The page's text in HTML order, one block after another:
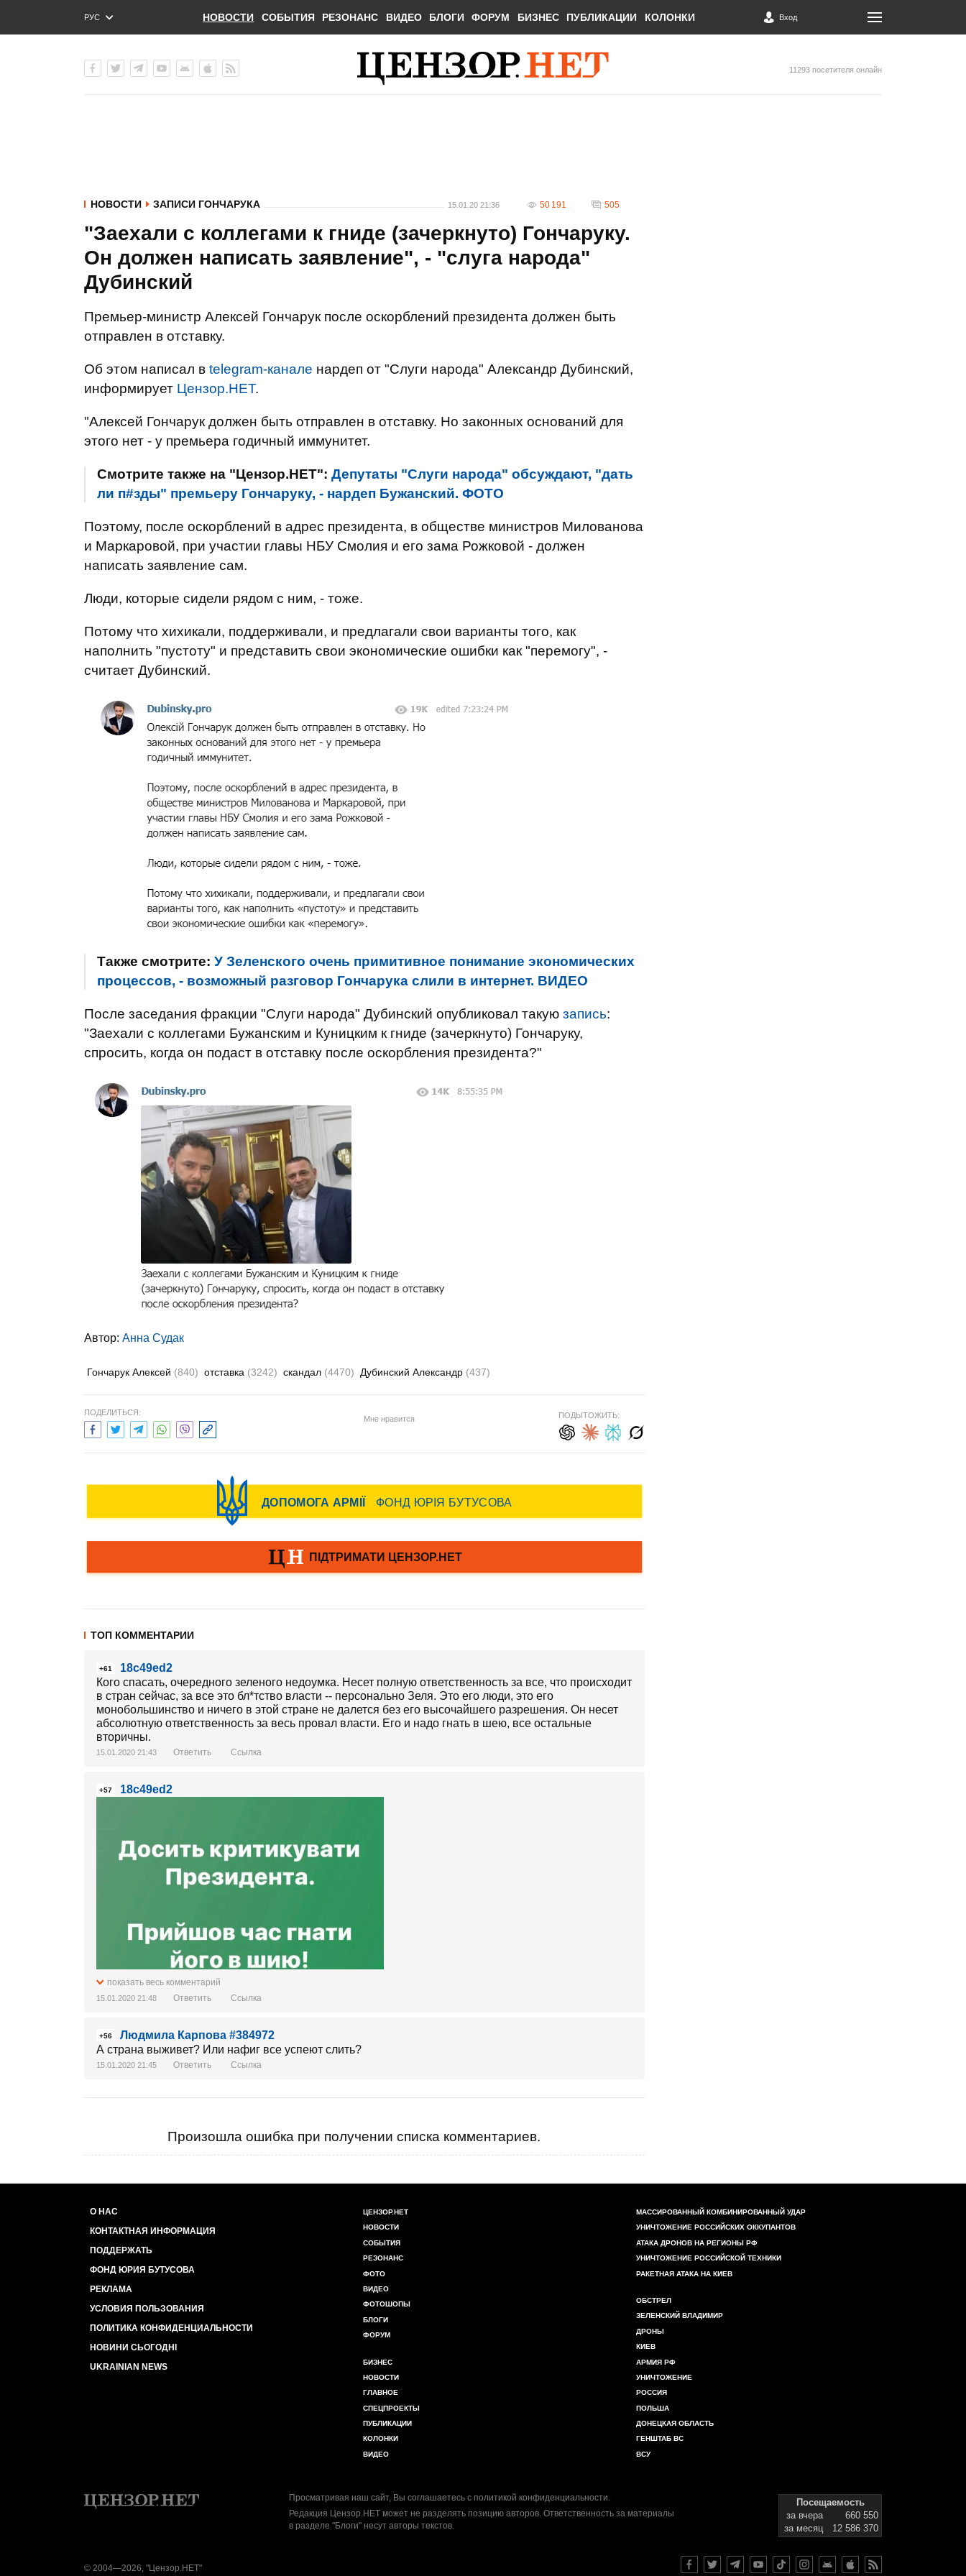
РУС
ENG
НОВОСТИ СОБЫТИЯ РЕЗОНАНС ВИДЕО БЛОГИ ФОРУМ БИЗНЕС ПУБЛИКАЦИИ КОЛОНКИ Вход
11293 посетителя онлайн
НОВОСТИ ЗАПИСИ ГОНЧАРУКА 15.01.20 21:36 50 191 505
"Заехали с коллегами к гниде (зачеркнуто) Гончаруку.
Он должен написать заявление", - "слуга народа"
Дубинский
Премьер-министр Алексей Гончарук после оскорблений президента должен быть
отправлен в отставку.
Об этом написал в telegram-канале нардеп от "Слуги народа" Александр Дубинский,
информирует Цензор.НЕТ.
"Алексей Гончарук должен быть отправлен в отставку. Но законных оснований для
этого нет - у премьера годичный иммунитет.
Смотрите также на "Цензор.НЕТ": Депутаты "Слуги народа" обсуждают, "дать
ли п#зды" премьеру Гончаруку, - нардеп Бужанский. ФОТО
Поэтому, после оскорблений в адрес президента, в обществе министров Милованова
и Маркаровой, при участии главы НБУ Смолия и его зама Рожковой - должен
написать заявление сам.
Люди, которые сидели рядом с ним, - тоже.
Потому что хихикали, поддерживали, и предлагали свои варианты того, как
наполнить "пустоту" и представить свои экономические ошибки как "перемогу", -
считает Дубинский.
Также смотрите: У Зеленского очень примитивное понимание экономических
процессов, - возможный разговор Гончарука слили в интернет. ВИДЕО
После заседания фракции "Слуги народа" Дубинский опубликовал такую запись:
"Заехали с коллегами Бужанским и Куницким к гниде (зачеркнуто) Гончаруку,
спросить, когда он подаст в отставку после оскорбления президента?"
Автор: Анна Судак
Гончарук Алексей (840) отставка (3242) скандал (4470) Дубинский Александр (437)
ПОДЕЛИТЬСЯ:
Мне нравится ПОДЫТОЖИТЬ:
ТОП КОММЕНТАРИИ
+61
18c49ed2
Кого спасать, очередного зеленого недоумка. Несет полную ответственность за все, что происходит
в стран сейчас, за все это бл*тство власти -- персонально Зеля. Это его люди, это его
монобольшинство и ничего в этой стране не далется без его высочайшего разрешения. Он несет
абсолютную ответственность за весь провал власти. Его и надо гнать в шею, все остальные
вторичны.
15.01.2020 21:43 Ответить Ссылка
+57 18c49ed2
показать весь комментарий
15.01.2020 21:48 Ответить Ссылка
+56
Людмила Карпова #384972
А страна выживет? Или нафиг все успеют слить?
15.01.2020 21:45 Ответить Ссылка
Произошла ошибка при получении списка комментариев.
О НАС
КОНТАКТНАЯ ИНФОРМАЦИЯ
ПОДДЕРЖАТЬ
ФОНД ЮРИЯ БУТУСОВА
РЕКЛАМА
УСЛОВИЯ ПОЛЬЗОВАНИЯ
ПОЛИТИКА КОНФИДЕНЦИАЛЬНОСТИ
НОВИНИ СЬОГОДНІ
UKRAINIAN NEWS
ЦЕНЗОР.НЕТ
НОВОСТИ
СОБЫТИЯ
РЕЗОНАНС
ФОТО
ВИДЕО
ФОТОШОПЫ
БЛОГИ
ФОРУМ
БИЗНЕС
НОВОСТИ
ГЛАВНОЕ
СПЕЦПРОЕКТЫ
ПУБЛИКАЦИИ
КОЛОНКИ
ВИДЕО
МАССИРОВАННЫЙ КОМБИНИРОВАННЫЙ УДАР
УНИЧТОЖЕНИЕ РОССИЙСКИХ ОККУПАНТОВ
АТАКА ДРОНОВ НА РЕГИОНЫ РФ
УНИЧТОЖЕНИЕ РОССИЙСКОЙ ТЕХНИКИ
РАКЕТНАЯ АТАКА НА КИЕВ
ОБСТРЕЛ
ЗЕЛЕНСКИЙ ВЛАДИМИР
ДРОНЫ
КИЕВ
АРМИЯ РФ
УНИЧТОЖЕНИЕ
РОССИЯ
ПОЛЬША
ДОНЕЦКАЯ ОБЛАСТЬ
ГЕНШТАБ ВС
ВСУ
Просматривая наш сайт, Вы соглашаетесь с политикой конфиденциальности.
Редакция Цензор.НЕТ может не разделять позицию авторов. Ответственность за материалы
в разделе "Блоги" несут авторы текстов.
Посещаемость
за вчера
660 550
за месяц
12 586 370
© 2004—2026, "Цензор.НЕТ"